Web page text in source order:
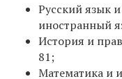
Русский язык
иностранный
История и
81;
Математика и